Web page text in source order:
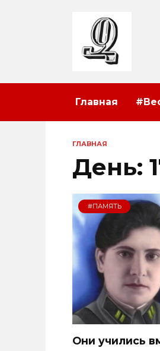
Главная
ГЛАВНАЯ
День:
#ПАМЯТЬ
Они учились